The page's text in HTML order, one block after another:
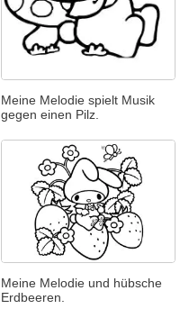
Meine Melodie spielt Musik
gegen einen Pilz.
Meine Melodie und hübsche
Erdbeeren.